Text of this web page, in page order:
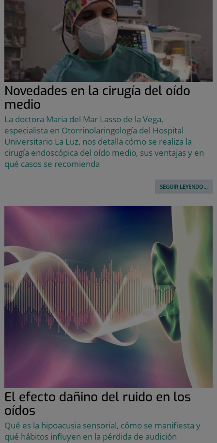
Novedades en la cirugía del oído
medio
La doctora Maria del Mar Lasso de la Vega,
especialista en Otorrinolaringología del Hospital
Universitario La Luz, nos detalla cómo se realiza la
cirugía endoscópica del oído medio, sus ventajas y en
qué casos se recomienda
SEGUIR LEYENDO...
El efecto dañino del ruido en los
oídos
Qué es la hipoacusia sensorial, cómo se manifiesta y
qué hábitos influyen en la pérdida de audición